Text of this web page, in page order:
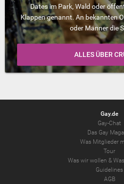
Dates im Park, Wald oder
Klappen genannt. An bekannten
oder Männer die
ALLES ÜBER
Gay.de
Gay-Chat
Das Gay
Was Mitglieder
Tour
Was wir wollen &
Guidelines
AGB